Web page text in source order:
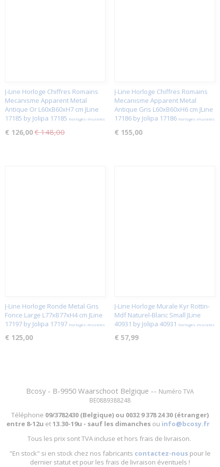
J-Line Horloge Chiffres Romains
Mecanisme Apparent Metal
Antique Or L60xB60xH7 cm JLine
17185 by Jolipa 17185 horloges-murales
€ 126,00€ 148,00
J-Line Horloge Chiffres Romains
Mecanisme Apparent Metal
Antique Gris L60xB60xH6 cm JLine
17186 by Jolipa 17186 horloges-murales
€ 155,00
J-Line Horloge Ronde Metal Gris
Fonce Large L77xB77xH4 cm JLine
17197 by Jolipa 17197 horloges-murales
€ 125,00
J-Line Horloge Murale Kyr Rottin-
Mdf Naturel-Blanc Small JLine
40931 by Jolipa 40931 horloges-murales
€ 57,99
Bcosy - B-9950 Waarschoot Belgique -- Numéro TVA
BE0889388248
Téléphone 09/3782430 (Belgique) ou 0032 9 378 24 30 (étranger)
entre 8-12u et13.30-19u - sauf les dimanchesou info@bcosy.fr
Tous les prix sont TVA incluse et hors frais de livraison.
"En stock" si en stock chez nos fabricants contactez-nous pour le
dernier statut et pour les frais de livraison éventuels !